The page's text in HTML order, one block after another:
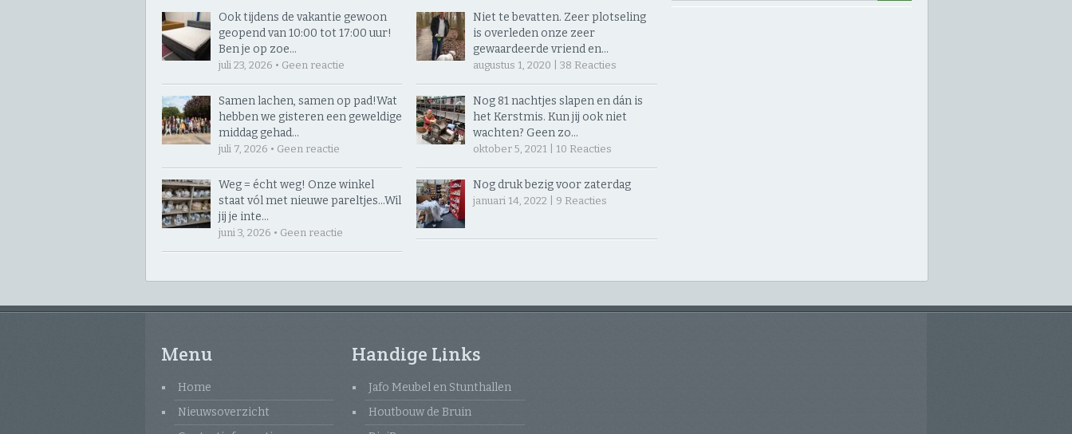
Ook tijdens de vakantie gewoon
geopend van 10:00 tot 17:00 uur! ​
Ben je op zoe…
juli 23, 2026 • Geen reactie
Samen lachen, samen op pad! ​Wat
hebben we gisteren een geweldige
middag gehad…
juli 7, 2026 • Geen reactie
Weg = écht weg! Onze winkel
staat vól met nieuwe pareltjes… ​Wil
jij je inte…
juni 3, 2026 • Geen reactie
Niet te bevatten. Zeer plotseling
is overleden onze zeer
gewaardeerde vriend en…
augustus 1, 2020 |38 Reacties
Nog 81 nachtjes slapen en dán is
het Kerstmis. Kun jij ook niet
wachten? Geen zo…
oktober 5, 2021 | 10 Reacties
Nog druk bezig voor zaterdag
januari 14, 2022 | 9 Reacties
Menu
Home
Nieuwsoverzicht
Handige Links
Jafo Meubel en Stunthallen
Houtbouw de Bruin